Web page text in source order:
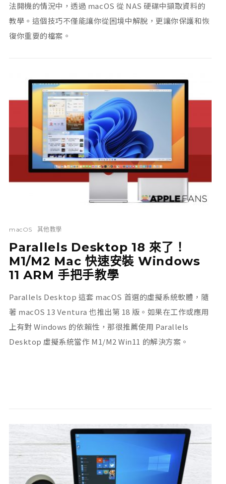
法開機的情況中，透過 macOS 從 NAS 硬碟中擷取資料的
教學。這個技巧不僅能讓你從困境中解脫，更讓你保護和恢
復你重要的檔案。
macOS 其他教學
Parallels Desktop 18 來了！
M1/M2 Mac 快速安裝 Windows
11 ARM 手把手教學
Parallels Desktop 這套 macOS 首選的虛擬系統軟體，隨
著 macOS 13 Ventura 也推出第 18 版。如果在工作或應用
上有對 Windows 的依賴性，那很推薦使用 Parallels
Desktop 虛擬系統當作 M1/M2 Win11 的解決方案。